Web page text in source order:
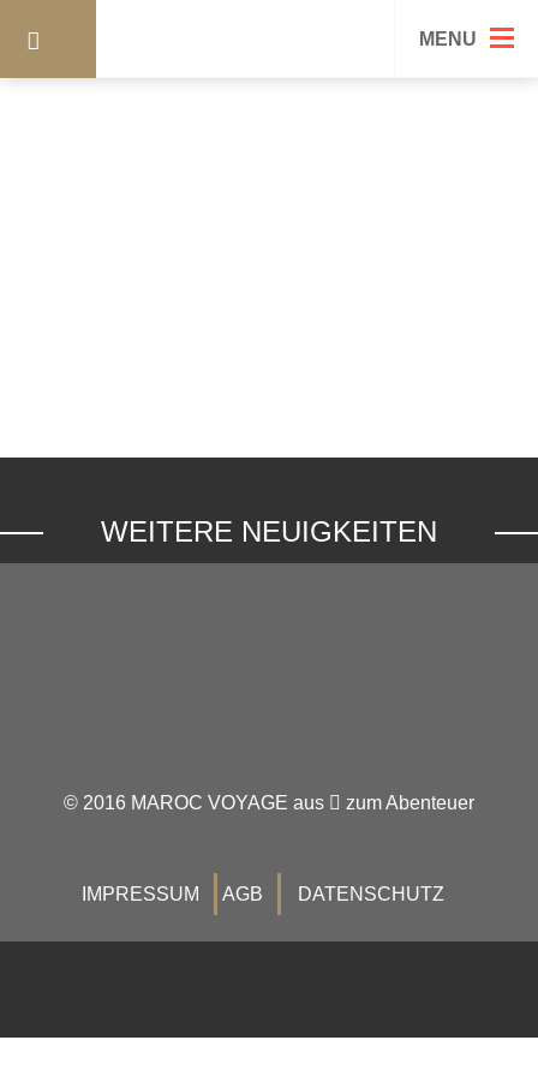
MENU
WEITERE NEUIGKEITEN
© 2016 MAROC VOYAGE aus zum Abenteuer
IMPRESSUM AGB DATENSCHUTZ